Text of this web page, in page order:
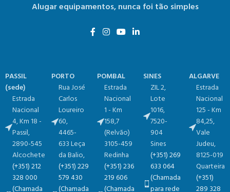
Alugar equipamentos,nunca foi tão simples
PASSIL
(sede)
Estrada
Nacional
4, Km 18​​ -
Passil,
2890-545
Alcochete
(+351) 212
328 000
(Chamada
PORTO
Rua José
Carlos
Loureiro
60,
4465-
633 Leça
da Balio,
(+351) 229
579 430
(Chamada
POMBAL
Estrada
Nacional
1 - Km
158,7​
(Relvão)​
3105-459
Redinha
(+351) 236
219 606
(Chamada
SINES
ZIL 2,
Lote
1016​,
7520-
904
Sines
(+351) 269
633 064
(Chamada
para rede
ALGARVE
Estrada
Nacional
125 - Km
84,25​,
Vale
Judeu,
8125-019
Quarteira
(+351)
289 328